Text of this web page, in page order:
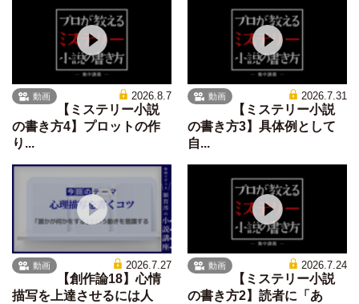
動画 2026.8.7
【ミステリー小説
の書き方4】プロットの作
り...
動画 2026.7.31
【ミステリー小説
の書き方3】具体例として
自...
動画 2026.7.27
【創作論18】心情
描写を上達させるには人
動画 2026.7.24
【ミステリー小説
の書き方2】読者に「あ